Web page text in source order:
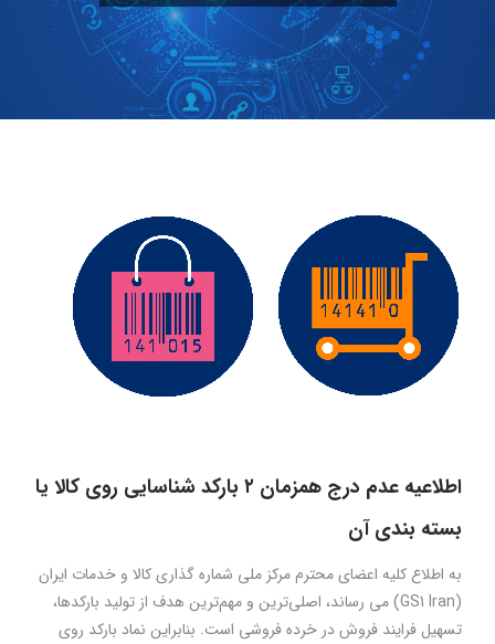
اطلاعیه عدم درج همزمان ۲ بارکد شناسایی روی کالا یا
بسته بندی آن
به اطلاع کلیه اعضای محترم مرکز ملی شماره گذاری کالا و خدمات ایران
(GS1 Iran) می رساند، اصلی‌ترین و مهم‌ترین هدف از تولید بارکدها،
تسهیل فرایند فروش در خرده فروشی است. بنابراین نماد بارکد روی